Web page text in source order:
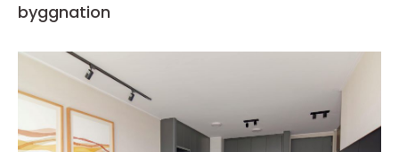
byggnation